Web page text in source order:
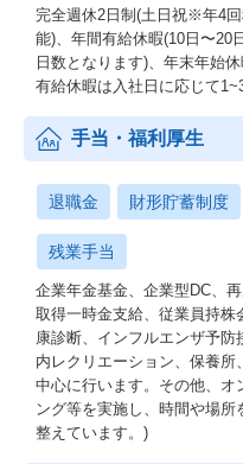
完全週休2日制(土日祝※年4
能)、年間有給休暇(10日〜
日数となります)、年末年始
有給休暇は入社日に応じて
手当・福利厚生
退職金 財形貯蓄制度
残業手当
企業年金基金、企業型DC、
取得一時金支給、従業員持株
康診断、インフルエンザ予
内レクリエーション、保養
中心に行います。その他、オ
ング等を実施し、時間や場
整えています。)